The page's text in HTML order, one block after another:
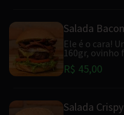
Salada
Ele é o cara!
160gr, ovinho
R$ 45,00
Salada Crispy